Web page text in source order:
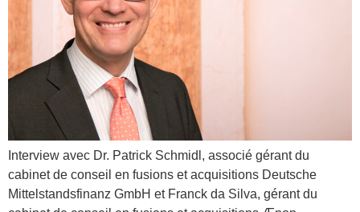
Interview avec Dr. Patrick Schmidl, associé gérant du
cabinet de conseil en fusions et acquisitions Deutsche
Mittelstandsfinanz GmbH et Franck da Silva, gérant du